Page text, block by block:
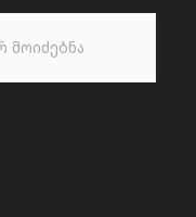
მოიძებნა